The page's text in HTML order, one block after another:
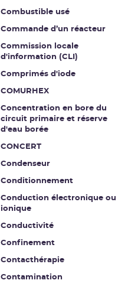
Combustible usé
Commande d’un réacteur
Commission locale
d'information (CLI)
Comprimés d'iode
COMURHEX
Concentration en bore du
circuit primaire et réserve
d'eau borée
CONCERT
Condenseur
Conditionnement
Conduction électronique ou
ionique
Conductivité
Confinement
Contacthérapie
Contamination